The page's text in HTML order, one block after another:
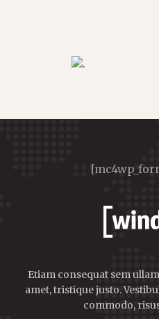
Etiam consequat sem
amet, tristique justo.
commodo,